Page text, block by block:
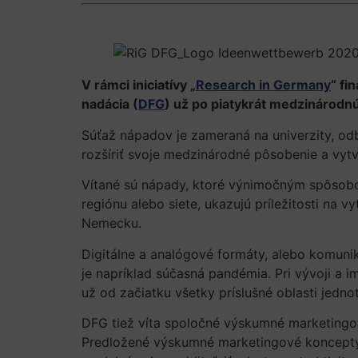
V rámci iniciatívy „Research in Germany“
nadácia (DFG) už po piatykrát
Súťaž nápadov je zameraná na univerzity,
rozšíriť svoje medzinárodné
Vítané sú nápady, ktoré výnimočným
regiónu alebo siete, ukazujú príležitosti na
Digitálne a analógové formáty, alebo
je napríklad súčasná pandémia. Pri vývoji a
už od začiatku všetky príslušné oblasti
DFG tiež víta spoločné výskumné
Predložené výskumné marketingové